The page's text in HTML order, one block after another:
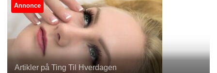
Annonce
Artikler på Ting Til Hverdagen